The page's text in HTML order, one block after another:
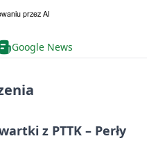
Google News
z PTTK – Perły